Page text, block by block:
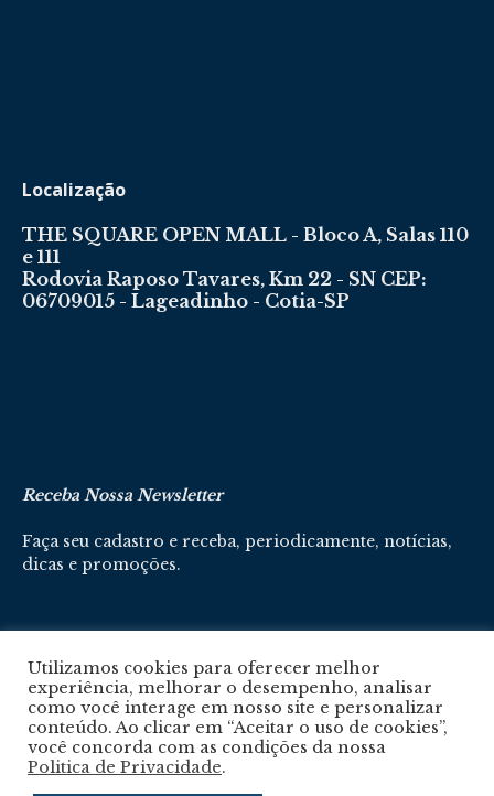
Localização
THE SQUARE OPEN MALL - Bloco A, Salas 110
e 111
Rodovia Raposo Tavares, Km 22 - SN CEP:
06709015 - Lageadinho - Cotia-SP
Receba Nossa Newsletter
Faça seu cadastro e receba, periodicamente, notícias,
dicas e promoções.
Cadastre-se aqui
Política De Privacidade
Utilizamos cookies para oferecer melhor
experiência, melhorar o desempenho, analisar
como você interage em nosso site e personalizar
conteúdo. Ao clicar em “Aceitar o uso de cookies”,
você concorda com as condições da nossa
Politica de Privacidade.